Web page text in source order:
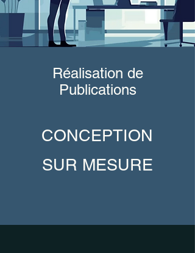
Réalisation de
Publications
CONCEPTION
SUR MESURE